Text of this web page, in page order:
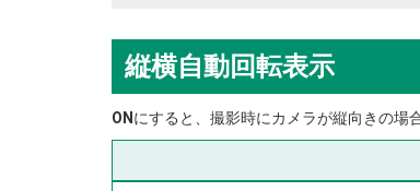
縦横自動回転表示
ON にすると、撮影時にカメラが縦向きの場